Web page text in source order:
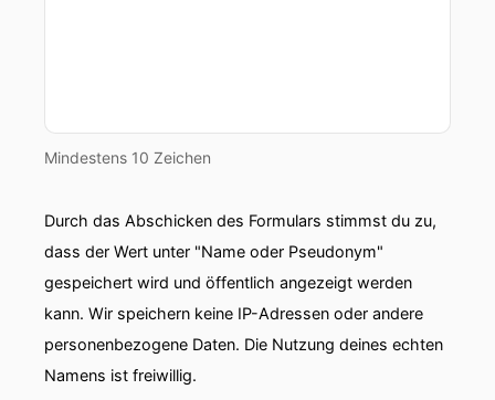
Mindestens 10 Zeichen
Durch das Abschicken des Formulars stimmst du zu,
dass der Wert unter "Name oder Pseudonym"
gespeichert wird und öffentlich angezeigt werden
kann. Wir speichern keine IP-Adressen oder andere
personenbezogene Daten. Die Nutzung deines echten
Namens ist freiwillig.